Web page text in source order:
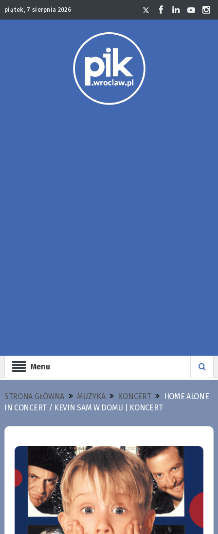
piątek, 7 sierpnia 2026
Menu
STRONA GŁÓWNA MUZYKA KONCERT
HOME ALONE
IN CONCERT / KEVIN SAM W DOMU | KONCERT